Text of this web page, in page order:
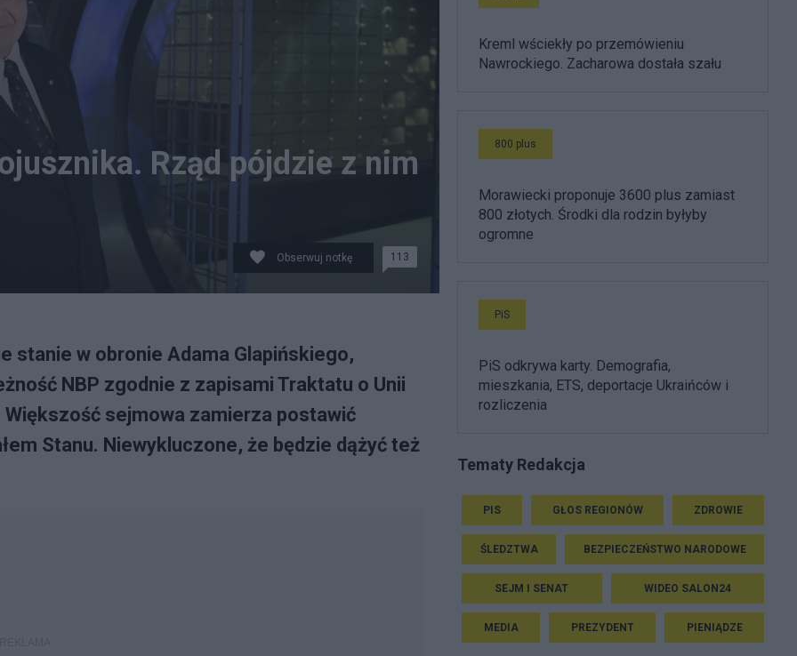
Rząd pójdzie z nim
Obserwuj notkę 113
stanie w obronie Adama Glapińskiego,
NBP zgodnie z zapisami Traktatu o Unii
sejmowa zamierza postawić
Stanu. Niewykluczone, że będzie dążyć też
Kreml wściekły po przemówieniu
Nawrockiego. Zacharowa dostała szału
800 plus
Morawiecki proponuje 3600 plus zamiast
800 złotych. Środki dla rodzin byłyby
ogromne
PiS
PiS odkrywa karty. Demografia,
mieszkania, ETS, deportacje Ukraińców i
rozliczenia
Tematy Redakcja
PIS GŁOS REGIONÓW ZDROWIE
ŚLEDZTWA BEZPIECZEŃSTWO NARODOWE
SEJM I SENAT WIDEO SALON24
MEDIA PREZYDENT PIENIĄDZE